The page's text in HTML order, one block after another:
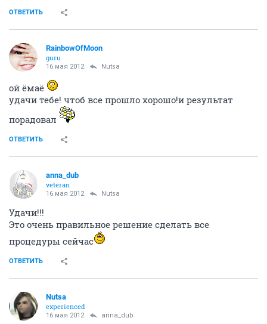
ОТВЕТИТЬ
RainbowOfMoon
guru
16 мая 2012 Nutsa
ой ёмаё
удачи тебе! чтоб все прошло хорошо!и результат
порадовал
ОТВЕТИТЬ
anna_dub
veteran
16 мая 2012 Nutsa
Удачи!!!
Это очень правильное решение сделать все
процедуры сейчас
ОТВЕТИТЬ
Nutsa
experienced
16 мая 2012 anna_dub